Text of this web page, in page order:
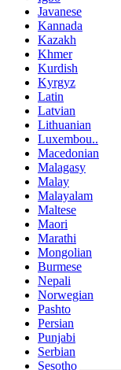
Javanese
Kannada
Kazakh
Khmer
Kurdish
Kyrgyz
Latin
Latvian
Lithuanian
Luxembou..
Macedonian
Malagasy
Malay
Malayalam
Maltese
Maori
Marathi
Mongolian
Burmese
Nepali
Norwegian
Pashto
Persian
Punjabi
Serbian
Sesotho